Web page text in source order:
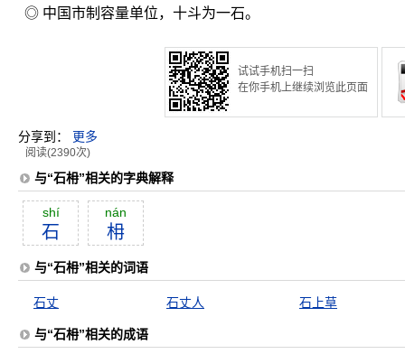
◎ 中国市制容量单位，十斗为一石。
试试手机扫一扫
在你手机上继续浏览此页面
分享到： 更多
阅读(2390次)
与“石枏”相关的字典解释
shí
石
nán
枏
与“石枏”相关的词语
石丈 石丈人 石上草
与“石枏”相关的成语